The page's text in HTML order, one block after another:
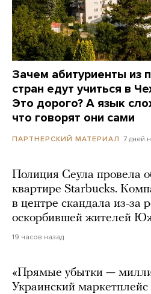
Зачем абитуриенты из
стран едут учиться в
Это дорого? А язык
что говорят они сами
ПАРТНЕРСКИЙ МАТЕРИАЛ 7 дней
Полиция Сеула провела
квартире Starbucks.
в центре скандала из-за
оскорбившей жителей
19 часов назад
«Прямые убытки —
Украинский маркетплейс